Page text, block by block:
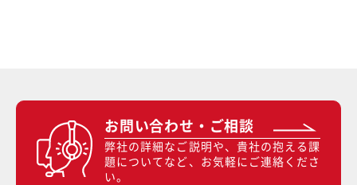
お問い合わせ・ご相談
弊社の詳細なご説明や、貴社の抱える課
題についてなど、お気軽にご連絡くださ
い。